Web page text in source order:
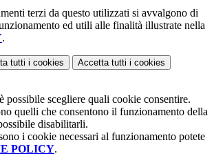
terzi da questo utilizzati si avvalgono di
ed utili alle finalità illustrate nella
.
tutti i cookies Accetta tutti i cookies
possibile scegliere quali cookie consentire.
quelli che consentono il funzionamento della
disabilitarli.
i cookie necessari al funzionamento potete
POLICY.